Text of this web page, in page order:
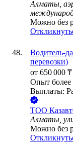
Алматы,
Можно без
Водитель-
перевозки)
от 650 000 ₸
Опыт более
Выплаты:
ТОО
Алматы,
Можно без